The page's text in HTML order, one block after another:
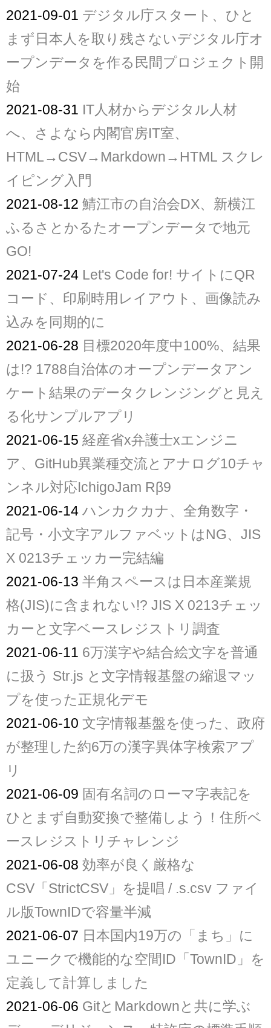
2021-09-01 デジタル庁スタート、ひと
まず日本人を取り残さないデジタル庁オ
ープンデータを作る民間プロジェクト開
始
2021-08-31 IT人材からデジタル人材
へ、さよなら内閣官房IT室、
HTML→CSV→Markdown→HTML スクレ
イピング入門
2021-08-12 鯖江市の自治会DX、新横江
ふるさとかるたオープンデータで地元
GO!
2021-07-24 Let's Code for! サイトにQR
コード、印刷時用レイアウト、画像読み
込みを同期的に
2021-06-28 目標2020年度中100%、結果
は!? 1788自治体のオープンデータアン
ケート結果のデータクレンジングと見え
る化サンプルアプリ
2021-06-15 経産省x弁護士xエンジニ
ア、GitHub異業種交流とアナログ10チャ
ンネル対応IchigoJam Rβ9
2021-06-14 ハンカクカナ、全角数字・
記号・小文字アルファベットはNG、JIS
X 0213チェッカー完結編
2021-06-13 半角スペースは日本産業規
格(JIS)に含まれない!? JIS X 0213チェッ
カーと文字ベースレジストリ調査
2021-06-11 6万漢字や結合絵文字を普通
に扱う Str.js と文字情報基盤の縮退マッ
プを使った正規化デモ
2021-06-10 文字情報基盤を使った、政府
が整理した約6万の漢字異体字検索アプ
リ
2021-06-09 固有名詞のローマ字表記を
ひとまず自動変換で整備しよう！住所ベ
ースレジストリチャレンジ
2021-06-08 効率が良く厳格な
CSV「StrictCSV」を提唱 / .s.csv ファイ
ル版TownIDで容量半減
2021-06-07 日本国内19万の「まち」に
ユニークで機能的な空間ID「TownID」を
定義して計算しました
2021-06-06 GitとMarkdownと共に学ぶ